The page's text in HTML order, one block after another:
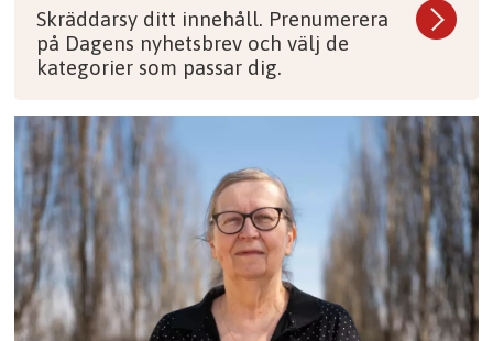
Skräddarsy ditt innehåll. Prenumerera
på Dagens nyhetsbrev och välj de
kategorier som passar dig.